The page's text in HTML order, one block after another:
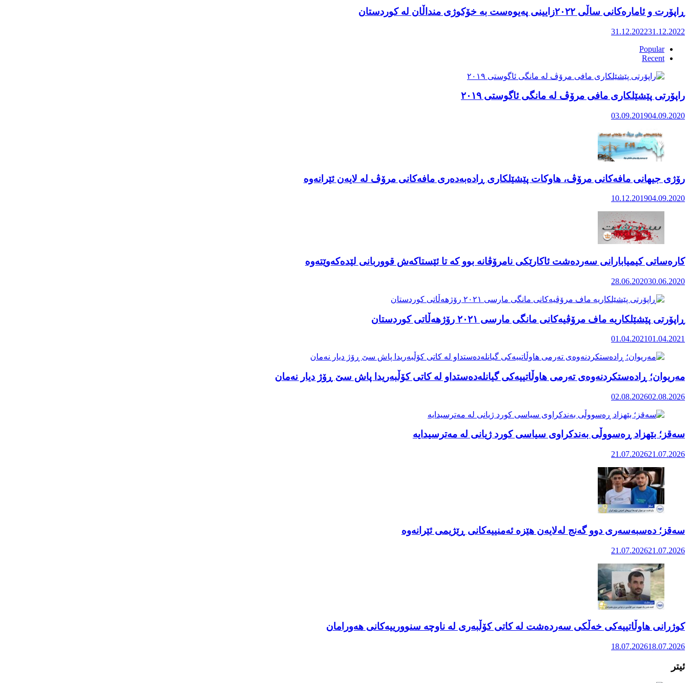
ڕاپۆرت و ئامارەکانی ساڵی ٢٠٢٢زایینی پەیوەست بە خۆکوژی منداڵان لە کوردستان
31.12.202231.12.2022
Popular
Recent
راپۆرتی پێشێلكاری مافی مرۆڤ له‌ مانگی ئاگوستی ٢٠١٩
03.09.201904.09.2020
رۆژی جیهانی مافەکانی مرۆڤ، هاوکات پێشێلکاری ڕادەبەدەری مافەکانی مرۆڤ لە لایەن ئێرانەوە
10.12.201904.09.2020
کارەساتی کیمیابارانی سەردەشت ئاکارێکی نامرۆڤانە بوو کە تا ئێستاکەش قووربانی لێدەکەوێتەوە
28.06.202030.06.2020
ڕاپۆرتی پێشێلکاریە ماف مرۆڤیەکانی مانگی مارسی ٢٠٢١ رۆژهەڵاتی کوردستان
01.04.202101.04.2021
مەریوان؛ ڕادەستکردنەوەی تەرمی هاوڵاتییەکی گیانلەدەستداو لە کاتی کۆڵبەریدا پاش سێ ڕۆژ دیار نەمان
02.08.202602.08.2026
سەقز؛ بێهزاد ڕەسووڵی بەندکراوی سیاسی کورد ژیانی لە مەترسیدایە
21.07.202621.07.2026
سەقز؛ دەسبەسەری دوو گەنج لەلایەن هێزە ئەمنییەکانی ڕێژیمی ئێرانەوە
21.07.202621.07.2026
کوژرانی هاوڵاتییەکی خەڵکی سەردەشت لە کاتی کۆڵبەری لە ناوچە سنوورییەکانی هەورامان
18.07.202618.07.2026
ئیتر